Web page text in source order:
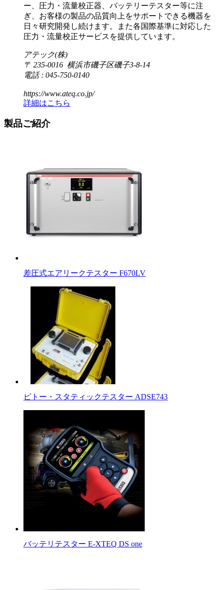
ー、圧力・流量校正器、バッテリーテスター等に注
ぎ、お客様の製品の品質向上をサポートできる機器を
日々研究開発し続けます。また各国際基準に対応した
圧力・流量校正サービスを提供しています。
アテック(株)
〒 235-0016 横浜市磯子区磯子3-8-14
電話 : 045-750-0140
https://www.ateq.co.jp/
詳細はこちら
製品ご紹介
差圧式エアリークテスター F670LV
ピトー・スタティックテスター ADSE743
バッテリテスター E-XTEQ DS one